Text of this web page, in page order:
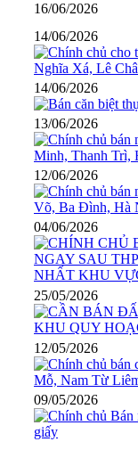
16/06/2026
14/06/2026
14/06/2026
13/06/2026
12/06/2026
04/06/2026
25/05/2026
12/05/2026
09/05/2026